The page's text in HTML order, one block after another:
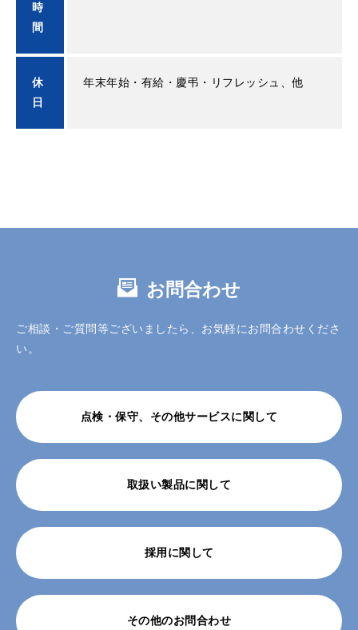
時
間
休
日
年末年始・有給・慶弔・リフレッシュ、他
お問合わせ
ご相談・ご質問等ございましたら、お気軽にお問合わせくださ
い。
点検・保守、その他サービスに関して
取扱い製品に関して
採用に関して
その他のお問合わせ